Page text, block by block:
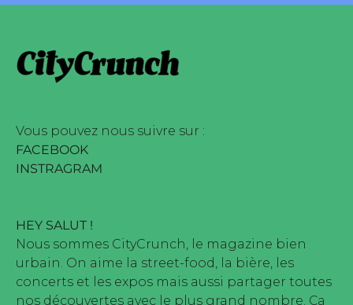
marque déposée • Tous droits
édité par Buena Onda Web •
Vous pouvez nous suivre sur :
FACEBOOK
INSTRAGRAM
HEY SALUT !
Nous sommes CityCrunch, le magazine bien
urbain. On aime la street-food, la bière, les
concerts et les expos mais aussi partager toutes
nos découvertes avec le plus grand nombre. Ça